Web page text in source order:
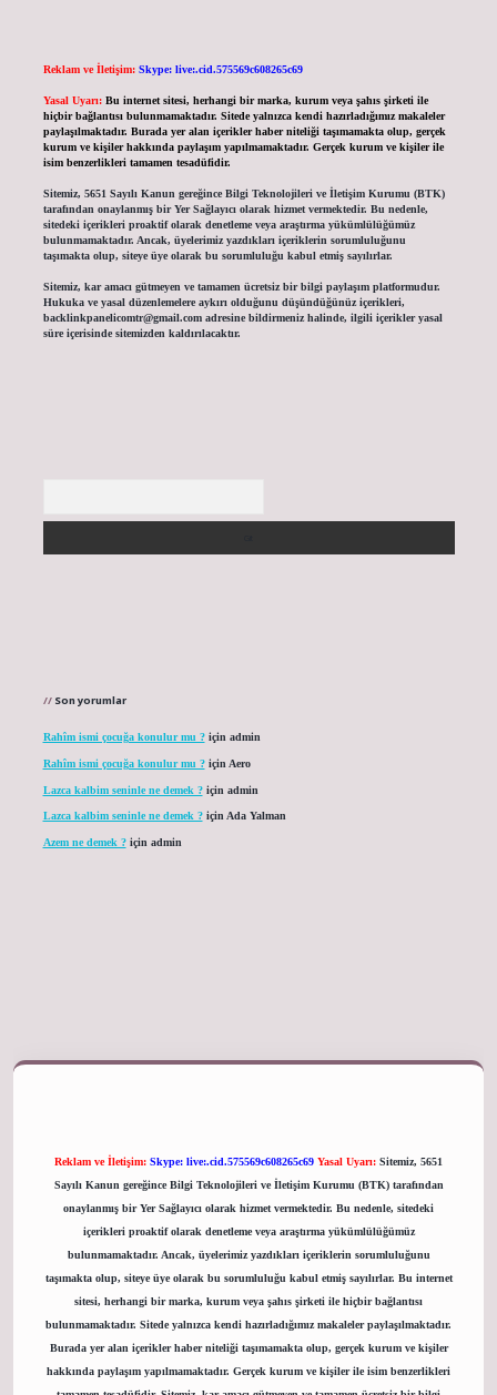
Reklam ve İletişim: Skype: live:.cid.575569c608265c69
Yasal Uyarı: Bu internet sitesi, herhangi bir marka, kurum veya şahıs şirketi ile
hiçbir bağlantısı bulunmamaktadır. Sitede yalnızca kendi hazırladığımız makaleler
paylaşılmaktadır. Burada yer alan içerikler haber niteliği taşımamakta olup, gerçek
kurum ve kişiler hakkında paylaşım yapılmamaktadır. Gerçek kurum ve kişiler ile
isim benzerlikleri tamamen tesadüfidir.
Sitemiz, 5651 Sayılı Kanun gereğince Bilgi Teknolojileri ve İletişim Kurumu (BTK)
tarafından onaylanmış bir Yer Sağlayıcı olarak hizmet vermektedir. Bu nedenle,
sitedeki içerikleri proaktif olarak denetleme veya araştırma yükümlülüğümüz
bulunmamaktadır. Ancak, üyelerimiz yazdıkları içeriklerin sorumluluğunu
taşımakta olup, siteye üye olarak bu sorumluluğu kabul etmiş sayılırlar.
Sitemiz, kar amacı gütmeyen ve tamamen ücretsiz bir bilgi paylaşım platformudur.
Hukuka ve yasal düzenlemelere aykırı olduğunu düşündüğünüz içerikleri,
backlinkpanelicomtr@gmail.comadresine bildirmeniz halinde, ilgili içerikler yasal
süre içerisinde sitemizden kaldırılacaktır.
Son yorumlar
Rahîm ismi çocuğa konulur mu ?için admin
Rahîm ismi çocuğa konulur mu ?için Aero
Lazca kalbim seninle ne demek ?için admin
Lazca kalbim seninle ne demek ?için Ada Yalman
Azem ne demek ?için admin
Reklam ve İletişim: Skype: live:.cid.575569c608265c69 Yasal Uyarı: Sitemiz, 5651
Sayılı Kanun gereğince Bilgi Teknolojileri ve İletişim Kurumu (BTK) tarafından
onaylanmış bir Yer Sağlayıcı olarak hizmet vermektedir. Bu nedenle, sitedeki
içerikleri proaktif olarak denetleme veya araştırma yükümlülüğümüz
bulunmamaktadır. Ancak, üyelerimiz yazdıkları içeriklerin sorumluluğunu
taşımakta olup, siteye üye olarak bu sorumluluğu kabul etmiş sayılırlar. Bu internet
sitesi, herhangi bir marka, kurum veya şahıs şirketi ile hiçbir bağlantısı
bulunmamaktadır. Sitede yalnızca kendi hazırladığımız makaleler paylaşılmaktadır.
Burada yer alan içerikler haber niteliği taşımamakta olup, gerçek kurum ve kişiler
hakkında paylaşım yapılmamaktadır. Gerçek kurum ve kişiler ile isim benzerlikleri